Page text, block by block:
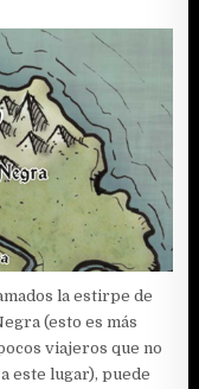
la estirpe de
(esto es más
viajeros que no
este lugar), puede